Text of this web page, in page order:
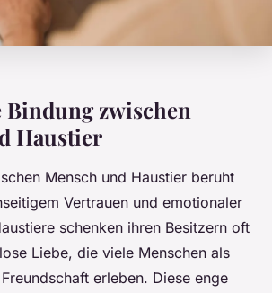
zwischen
Haustier
Mensch und Haustier beruht
Vertrauen und emotionaler
schenken ihren Besitzern oft
Liebe, die viele Menschen als
erleben. Diese enge